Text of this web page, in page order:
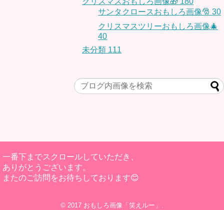
サンタクロースおもしろ画像🎅 30
クリスマスツリーおもしろ画像🎄
40
未分類 111
一番下までスクロールしていただき、
ありがとうございます。
またのご訪問をお待ちしております😊
© 2017 おもしろ画像「笑えルー」 .